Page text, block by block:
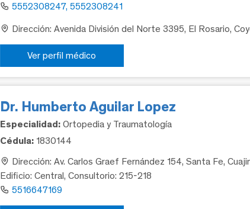
5552308247, 5552308241
Dirección: Avenida División del Norte 3395, El Rosario,
Ver perfil médico
Dr. Humberto Aguilar Lopez
Especialidad: Ortopedia y Traumatología
Cédula: 1830144
Dirección: Av. Carlos Graef Fernández 154, Santa Fe,
Edificio: Central, Consultorio: 215-218
5516647169